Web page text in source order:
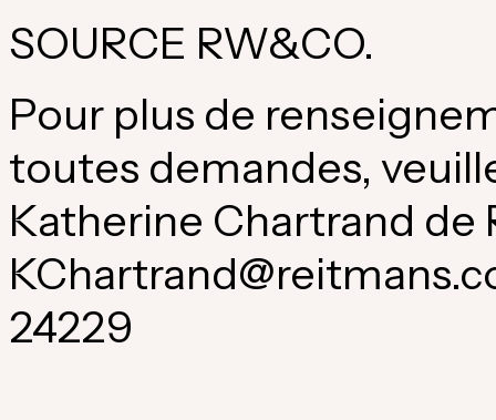
SOURCE RW&CO.
Pour plus de
toutes demandes,
Katherine Chartrand de
24229